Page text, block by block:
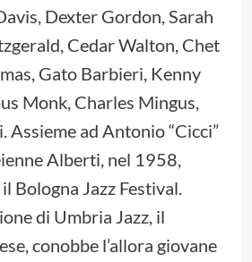
Dexter Gordon, Sarah
Cedar Walton, Chet
Gato Barbieri, Kenny
Monk, Charles Mingus,
Assieme ad Antonio “Cicci”
Alberti, nel 1958,
Bologna Jazz Festival.
di Umbria Jazz, il
conobbe l’allora giovane